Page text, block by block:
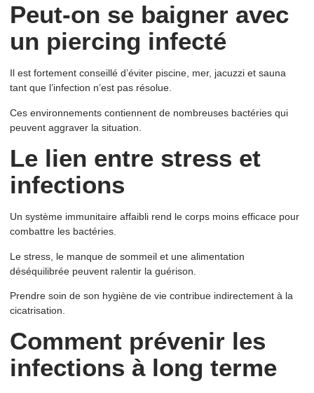
Peut-on se baigner avec
un piercing infecté
Il est fortement conseillé d’éviter piscine, mer, jacuzzi et sauna
tant que l’infection n’est pas résolue.
Ces environnements contiennent de nombreuses bactéries qui
peuvent aggraver la situation.
Le lien entre stress et
infections
Un système immunitaire affaibli rend le corps moins efficace pour
combattre les bactéries.
Le stress, le manque de sommeil et une alimentation
déséquilibrée peuvent ralentir la guérison.
Prendre soin de son hygiène de vie contribue indirectement à la
cicatrisation.
Comment prévenir les
infections à long terme